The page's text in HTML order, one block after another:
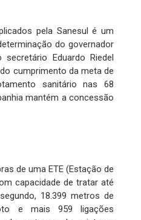
pela Sanesul é um
do governador
Eduardo Riedel
cumprimento da meta de
sanitário nas 68
mantém a concessão
de uma ETE (Estação de
capacidade de tratar até
18.399 metros de
e mais 959 ligações